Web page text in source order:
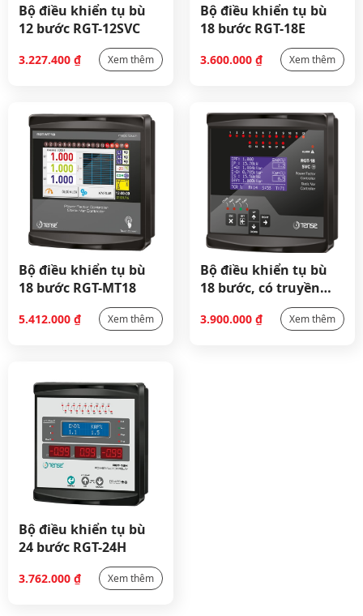
Bộ điều khiển tụ bù
12 bước RGT-12SVC
3.227.400 ₫ Xem thêm
Bộ điều khiển tụ bù
18 bước RGT-18E
3.600.000 ₫ Xem thêm
Bộ điều khiển tụ bù
18 bước RGT-MT18
5.412.000 ₫ Xem thêm
Bộ điều khiển tụ bù
18 bước, có truyền
thông RGT-18SVC
3.900.000 ₫ Xem thêm
Bộ điều khiển tụ bù
24 bước RGT-24H
3.762.000 ₫ Xem thêm